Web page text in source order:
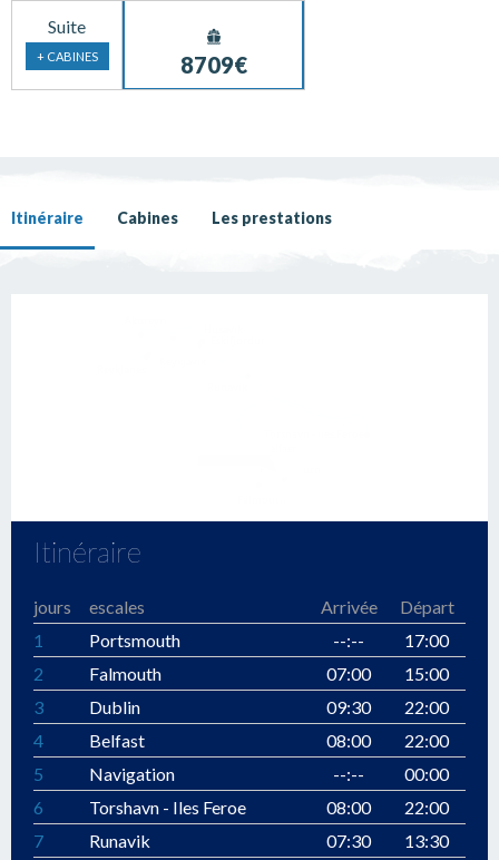
Suite
+ CABINES 8709€
Itinéraire Cabines Les prestations
Itinéraire
jours escales Arrivée
Départ
1
Portsmouth --:--
17:00
2
Falmouth 07:00
15:00
3
Dublin 09:30
22:00
4
Belfast 08:00
22:00
5
Navigation --:--
00:00
6
Torshavn - Iles Feroe 08:00
22:00
7
Runavik 07:30
13:30